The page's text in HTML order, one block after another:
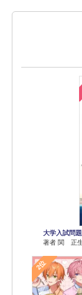
大学入試問
著者 関 正
2位